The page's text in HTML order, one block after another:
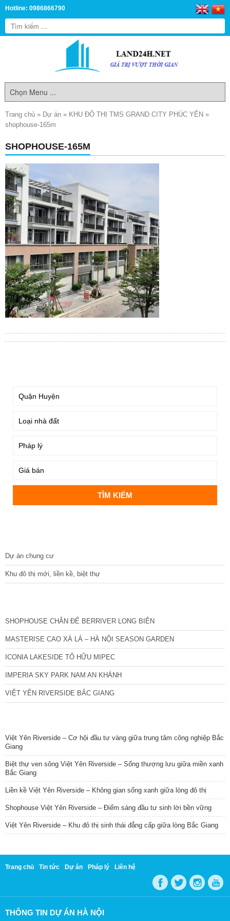
Hotline: 0986866790
Trang chủ » Dự án » KHU ĐÔ THỊ TMS GRAND CITY PHÚC YÊN »
shophouse-165m
SHOPHOUSE-165M
Dự án chung cư
Khu đô thị mới, liền kề, biệt thự
SHOPHOUSE CHÂN ĐẾ BERRIVER LONG BIÊN
MASTERISE CAO XÀ LÁ – HÀ NỘI SEASON GARDEN
ICONIA LAKESIDE TỐ HỮU MIPEC
IMPERIA SKY PARK NAM AN KHÁNH
VIỆT YÊN RIVERSIDE BẮC GIANG
Việt Yên Riverside – Cơ hội đầu tư vàng giữa trung tâm công nghiệp Bắc
Giang
Biệt thự ven sông Việt Yên Riverside – Sống thượng lưu giữa miền xanh
Bắc Giang
Liền kề Việt Yên Riverside – Không gian sống xanh giữa lòng đô thị
Shophouse Việt Yên Riverside – Điểm sáng đầu tư sinh lời bền vững
Việt Yên Riverside – Khu đô thị sinh thái đẳng cấp giữa lòng Bắc Giang
Trang chủ Tin tức Dự án Pháp lý Liên hệ
THÔNG TIN DỰ ÁN HÀ NỘI